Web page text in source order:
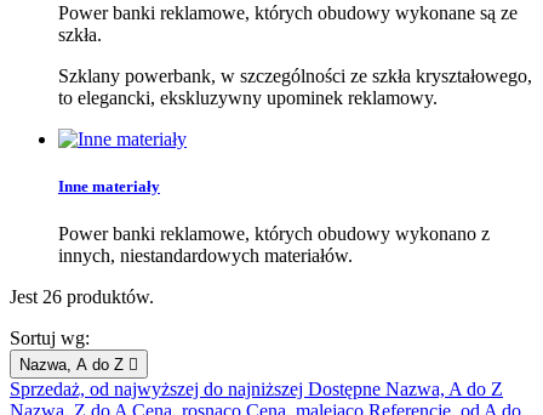
Power banki reklamowe, których obudowy wykonane są ze
szkła.
Szklany powerbank, w szczególności ze szkła kryształowego,
to elegancki, ekskluzywny upominek reklamowy.
Inne materiały
Power banki reklamowe, których obudowy wykonano z
innych, niestandardowych materiałów.
Jest 26 produktów.
Sortuj wg:
Nazwa, A do Z 
Sprzedaż, od najwyższej do najniższej Dostępne Nazwa, A do Z
Nazwa, Z do A Cena, rosnąco Cena, malejąco Referencje, od A do